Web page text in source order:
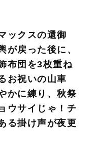
ックスの還御
が戻った後に、
布団を3枚重ね
お祝いの山車
かに練り、秋祭
ウサイじゃ！チ
る掛け声が夜更